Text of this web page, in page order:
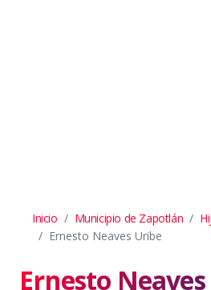
Inicio Municipio de Zapotlán
Ernesto Neaves Uribe
Ernesto